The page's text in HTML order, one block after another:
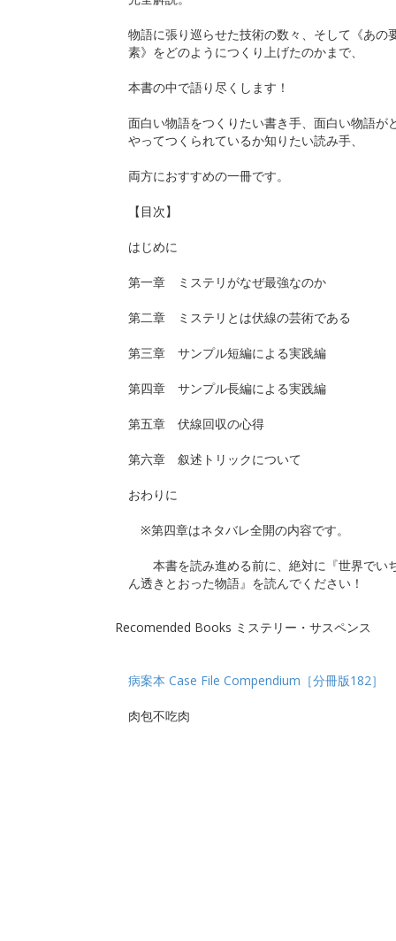
物語に張り巡らせた技術の数々、そして《あの
素》をどのようにつくり上げたのかまで、
本書の中で語り尽くします！
面白い物語をつくりたい書き手、面白い物語が
やってつくられているか知りたい読み手、
両方におすすめの一冊です。
【目次】
はじめに
第一章 ミステリがなぜ最強なのか
第二章 ミステリとは伏線の芸術である
第三章 サンプル短編による実践編
第四章 サンプル長編による実践編
第五章 伏線回収の心得
第六章 叙述トリックについて
おわりに
※第四章はネタバレ全開の内容です。
本書を読み進める前に、絶対に『世界でい
ん透きとおった物語』を読んでください！
Recomended Books ミステリー・サスペンス
病案本 Case File Compendium［分冊版182］
肉包不吃肉